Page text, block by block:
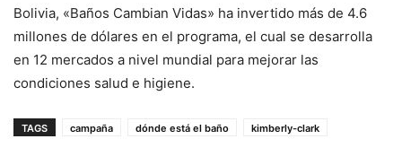
Bolivia, «Baños Cambian Vidas» ha invertido más de 4.6
millones de dólares en el programa, el cual se desarrolla
en 12 mercados a nivel mundial para mejorar las
condiciones salud e higiene.
TAGS campaña dónde está el baño kimberly-clark